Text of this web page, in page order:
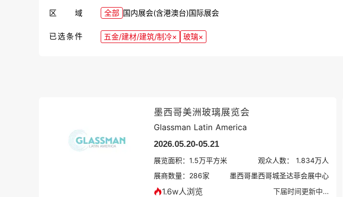
墨西哥美洲玻璃展览会
Glassman Latin America
2026.05.20-05.21
展览面积： 1.5万平方米 观众人数： 1.834万人
展商数量： 286家 墨西哥墨西哥城圣达菲会展中心
1.6w人浏览
下届时间更新中...
区域 全部 国内展会(含港澳台)国际展会
已选条件 五金/建材/建筑/制冷× 玻璃×